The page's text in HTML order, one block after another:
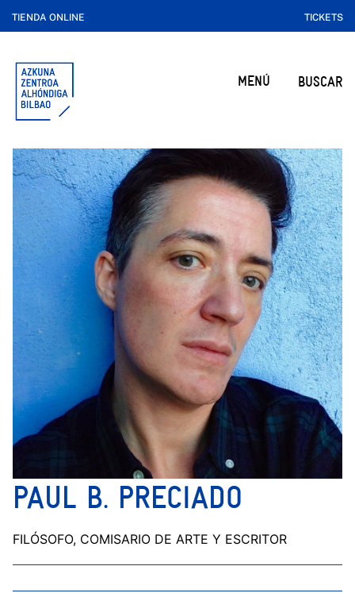
TIENDA ONLINE TICKETS
MENÚ BUSCAR
PAUL B. PRECIADO
FILÓSOFO, COMISARIO DE ARTE Y ESCRITOR